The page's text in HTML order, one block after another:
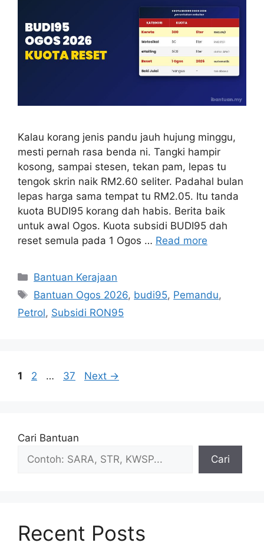
Kalau korang jenis pandu jauh hujung minggu,
mesti pernah rasa benda ni. Tangki hampir
kosong, sampai stesen, tekan pam, lepas tu
tengok skrin naik RM2.60 seliter. Padahal bulan
lepas harga sama tempat tu RM2.05. Itu tanda
kuota BUDI95 korang dah habis. Berita baik
untuk awal Ogos. Kuota subsidi BUDI95 dah
reset semula pada 1 Ogos … Read more
Categories
Bantuan Kerajaan
Tags
Bantuan Ogos 2026, budi95, Pemandu,
Petrol, Subsidi RON95
Page
1 Page
2 … Page
37 Next →
Cari Bantuan
Cari
Recent Posts